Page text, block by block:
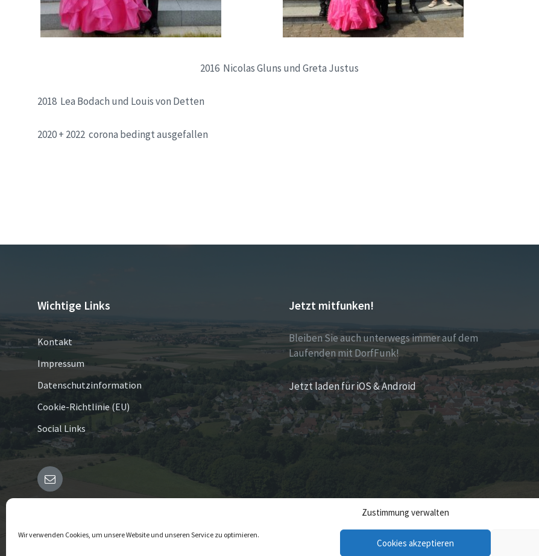
Zustimmung verwalten
Wir verwenden Cookies, um unsere Website und unseren Service zu optimieren.
Cookies akzeptieren
2016 Nicolas Gluns und Greta Justus
2018 Lea Bodach und Louis von Detten
2020 + 2022 corona bedingt ausgefallen
Wichtige Links
Kontakt
Impressum
Datenschutzinformation
Cookie-Richtlinie (EU)
Social Links
Jetzt mitfunken!
Bleiben Sie auch unterwegs immer auf dem
Laufenden mit DorfFunk!
Jetzt laden für iOS & Android
E-